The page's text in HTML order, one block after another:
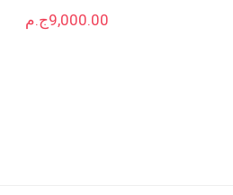
ج.م9,000.00